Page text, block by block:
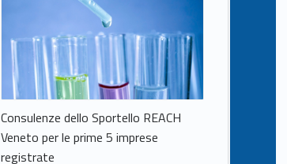
Consulenze dello Sportello REACH
Veneto per le prime 5 imprese
registrate